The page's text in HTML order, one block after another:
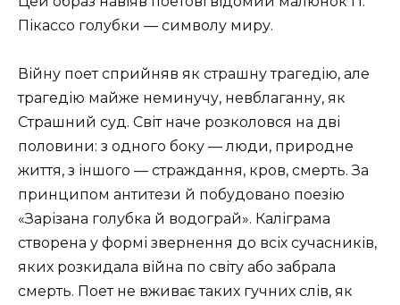
Пікассо голубки — символу миру.
Війну поет сприйняв як страшну трагедію, але
трагедію майже неминучу, невблаганну, як
Страшний суд. Світ наче розколовся на дві
половини: з одного боку — люди, природне
життя, з іншого — страждання, кров, смерть. За
принципом антитези й побудовано поезію
«Зарізана голубка й водограй». Каліграма
створена у формі звернення до всіх сучасників,
яких розкидала війна по світу або забрала
смерть. Поет не вживає таких гучних слів, як